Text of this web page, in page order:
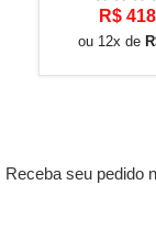
R$
ou 12x de
Receba seu pedido